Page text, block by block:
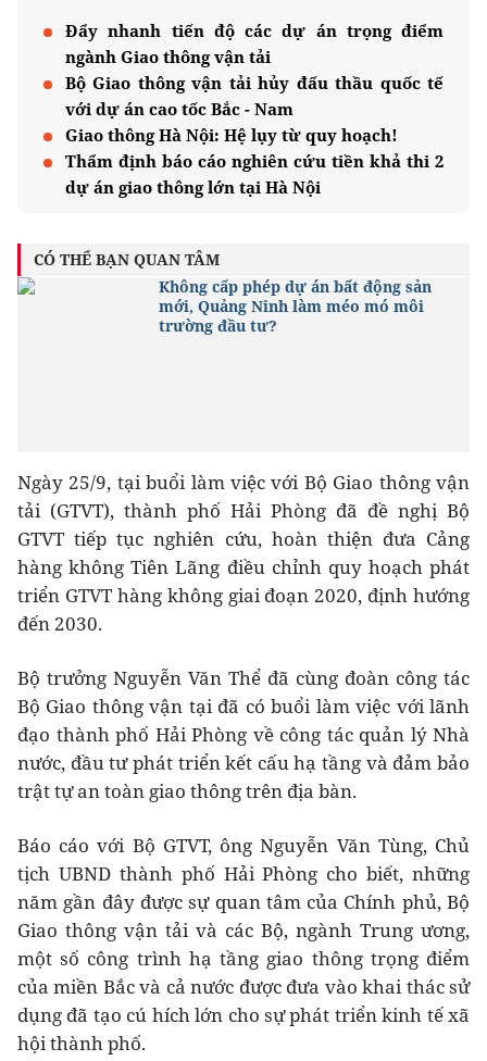
Đẩy nhanh tiến độ các dự án trọng điểm
ngành Giao thông vận tải
Bộ Giao thông vận tải hủy đấu thầu quốc tế
với dự án cao tốc Bắc - Nam
Giao thông Hà Nội: Hệ lụy từ quy hoạch!
Thẩm định báo cáo nghiên cứu tiền khả thi 2
dự án giao thông lớn tại Hà Nội
CÓ THỂ BẠN QUAN TÂM
Không cấp phép dự án bất động sản
mới, Quảng Ninh làm méo mó môi
trường đầu tư?
Ngày 25/9, tại buổi làm việc với Bộ Giao thông vận
tải (GTVT), thành phố Hải Phòng đã đề nghị Bộ
GTVT tiếp tục nghiên cứu, hoàn thiện đưa Cảng
hàng không Tiên Lãng điều chỉnh quy hoạch phát
triển GTVT hàng không giai đoạn 2020, định hướng
đến 2030.
Bộ trưởng Nguyễn Văn Thể đã cùng đoàn công tác
Bộ Giao thông vận tại đã có buổi làm việc với lãnh
đạo thành phố Hải Phòng về công tác quản lý Nhà
nước, đầu tư phát triển kết cấu hạ tầng và đảm bảo
trật tự an toàn giao thông trên địa bàn.
Báo cáo với Bộ GTVT, ông Nguyễn Văn Tùng, Chủ
tịch UBND thành phố Hải Phòng cho biết, những
năm gần đây được sự quan tâm của Chính phủ, Bộ
Giao thông vận tải và các Bộ, ngành Trung ương,
một số công trình hạ tầng giao thông trọng điểm
của miền Bắc và cả nước được đưa vào khai thác sử
dụng đã tạo cú hích lớn cho sự phát triển kinh tế xã
hội thành phố.